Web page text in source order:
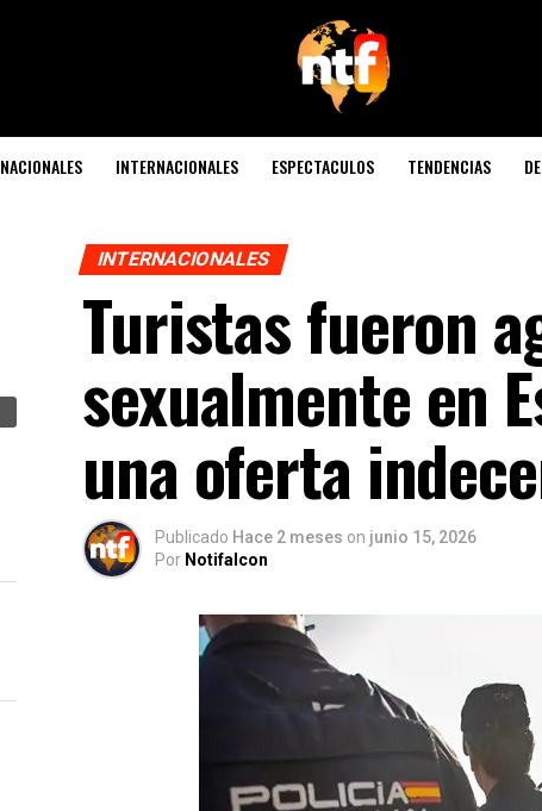
NACIONALES INTERNACIONALES ESPECTACULOS TENDENCIAS
INTERNACIONALES
Turistas fueron
sexualmente en
una oferta
Publicado Hace 2 meses on junio 15, 2026
Por Notifalcon